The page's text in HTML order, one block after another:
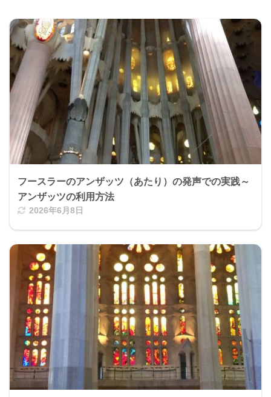
フースラーのアンザッツ（あたり）の発声での実践～
アンザッツの利用方法
2026年6月8日